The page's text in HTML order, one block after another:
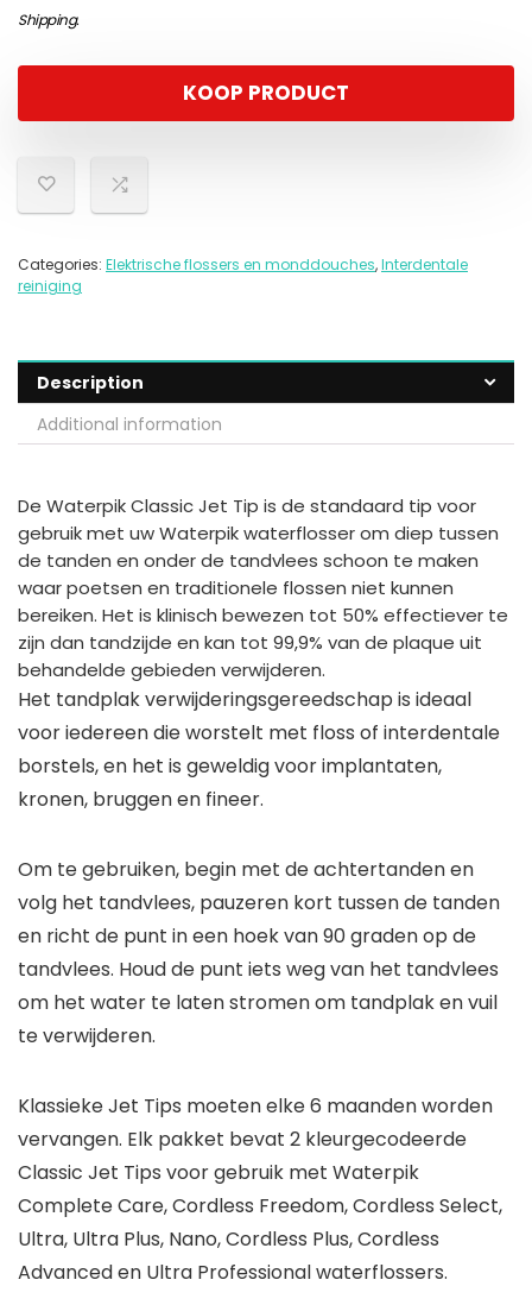
Shipping.
KOOP PRODUCT
Categories: Elektrische flossers en monddouches,Interdentale
reiniging
Description
Additional information
De Waterpik Classic Jet Tip is de standaard tip voor
gebruik met uw Waterpik waterflosser om diep tussen
de tanden en onder de tandvlees schoon te maken
waar poetsen en traditionele flossen niet kunnen
bereiken. Het is klinisch bewezen tot 50% effectiever te
zijn dan tandzijde en kan tot 99,9% van de plaque uit
behandelde gebieden verwijderen.
Het tandplak verwijderingsgereedschap is ideaal
voor iedereen die worstelt met floss of interdentale
borstels, en het is geweldig voor implantaten,
kronen, bruggen en fineer.
Om te gebruiken, begin met de achtertanden en
volg het tandvlees, pauzeren kort tussen de tanden
en richt de punt in een hoek van 90 graden op de
tandvlees. Houd de punt iets weg van het tandvlees
om het water te laten stromen om tandplak en vuil
te verwijderen.
Klassieke Jet Tips moeten elke 6 maanden worden
vervangen. Elk pakket bevat 2 kleurgecodeerde
Classic Jet Tips voor gebruik met Waterpik
Complete Care, Cordless Freedom, Cordless Select,
Ultra, Ultra Plus, Nano, Cordless Plus, Cordless
Advanced en Ultra Professional waterflossers.